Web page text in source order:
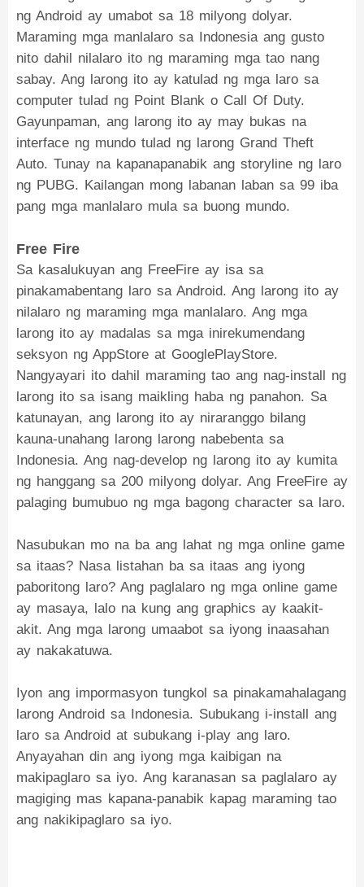
ng Android ay umabot sa 18 milyong dolyar.
Maraming mga manlalaro sa Indonesia ang gusto
nito dahil nilalaro ito ng maraming mga tao nang
sabay. Ang larong ito ay katulad ng mga laro sa
computer tulad ng Point Blank o Call Of Duty.
Gayunpaman, ang larong ito ay may bukas na
interface ng mundo tulad ng larong Grand Theft
Auto. Tunay na kapanapanabik ang storyline ng laro
ng PUBG. Kailangan mong labanan laban sa 99 iba
pang mga manlalaro mula sa buong mundo.
Free Fire
Sa kasalukuyan ang FreeFire ay isa sa
pinakamabentang laro sa Android. Ang larong ito ay
nilalaro ng maraming mga manlalaro. Ang mga
larong ito ay madalas sa mga inirekumendang
seksyon ng AppStore at GooglePlayStore.
Nangyayari ito dahil maraming tao ang nag-install ng
larong ito sa isang maikling haba ng panahon. Sa
katunayan, ang larong ito ay niraranggo bilang
kauna-unahang larong larong nabebenta sa
Indonesia. Ang nag-develop ng larong ito ay kumita
ng hanggang sa 200 milyong dolyar. Ang FreeFire ay
palaging bumubuo ng mga bagong character sa laro.
Nasubukan mo na ba ang lahat ng mga online game
sa itaas? Nasa listahan ba sa itaas ang iyong
paboritong laro? Ang paglalaro ng mga online game
ay masaya, lalo na kung ang graphics ay kaakit-
akit. Ang mga larong umaabot sa iyong inaasahan
ay nakakatuwa.
Iyon ang impormasyon tungkol sa pinakamahalagang
larong Android sa Indonesia. Subukang i-install ang
laro sa Android at subukang i-play ang laro.
Anyayahan din ang iyong mga kaibigan na
makipaglaro sa iyo. Ang karanasan sa paglalaro ay
magiging mas kapana-panabik kapag maraming tao
ang nakikipaglaro sa iyo.